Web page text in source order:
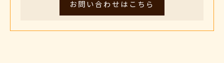
お問い合わせはこちら